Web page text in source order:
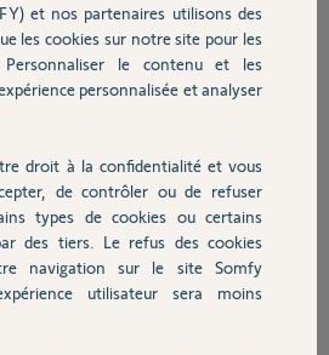
n'y fait. il faut que j'appuie sur la
porte pour quelle se plaque au sol....
Question y a t il un problème de
bras de liaison ou avec les galets
Merci,par avance de votre aide
Cordialement
et nos partenaires utilisons des
les cookies sur notre site pour les
Personnaliser le contenu et les
personnalisée et analyser
droit à la confidentialité et vous
de contrôler ou de refuser
types de cookies ou certains
des tiers. Le refus des cookies
navigation sur le site Somfy
utilisateur sera moins